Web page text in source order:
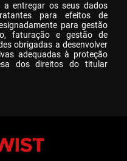
a entregar os seus dados
para efeitos de
para gestão
faturação e gestão de
obrigadas a desenvolver
adequadas à proteção
dos direitos do titular